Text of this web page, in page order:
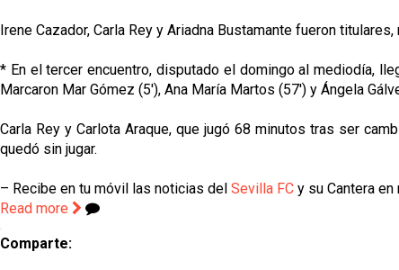
Irene Cazador, Carla Rey y Ariadna Bustamante fueron
* En el tercer encuentro, disputado el domingo al mediodía,
Marcaron Mar Gómez (5'), Ana María Martos (57') y Ángela
Carla Rey y Carlota Araque, que jugó 68 minutos tras ser
quedó sin jugar.
– Recibe en tu móvil las noticias del Sevilla FC y su Cantera
Read more
Comparte: